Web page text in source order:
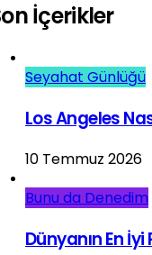
İçerikler
Seyahat Günlüğü
Los Angeles
10 Temmuz 2026
Bunu da Denedim
Dünyanın En